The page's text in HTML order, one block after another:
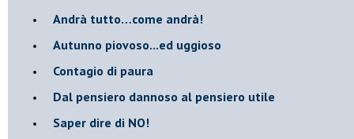
​Andrà tutto…come andrà!
Autunno piovoso...ed uggioso
​Contagio di paura
​Dal pensiero dannoso al pensiero utile
​Saper dire di NO!